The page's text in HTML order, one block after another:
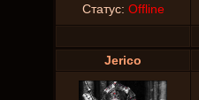
Статус: Offline
Jerico